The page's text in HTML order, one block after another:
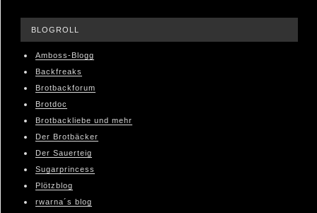
BLOGROLL
Amboss-Blogg
Backfreaks
Brotbackforum
Brotdoc
Brotbackliebe und mehr
Der Brotbäcker
Der Sauerteig
Sugarprincess
Plötzblog
rwarna´s blog